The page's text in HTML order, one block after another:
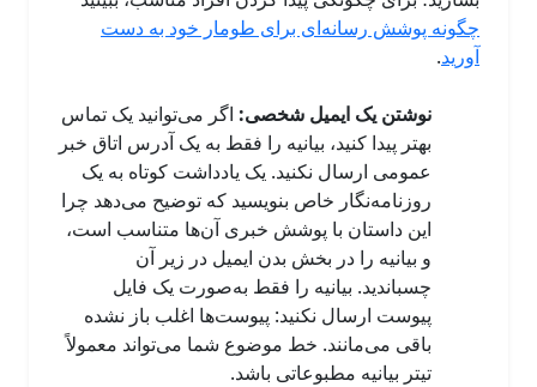
چگونه پوشش رسانه‌ای برای طومار خود به دست
آورید.
نوشتن یک ایمیل شخصی: اگر می‌توانید یک تماس
بهتر پیدا کنید، بیانیه را فقط به یک آدرس اتاق خبر
عمومی ارسال نکنید. یک یادداشت کوتاه به یک
روزنامه‌نگار خاص بنویسید که توضیح می‌دهد چرا
این داستان با پوشش خبری آن‌ها متناسب است،
و بیانیه را در بخش بدن ایمیل در زیر آن
چسباندید. بیانیه را فقط به‌صورت یک فایل
پیوست ارسال نکنید: پیوست‌ها اغلب باز نشده
باقی می‌مانند. خط موضوع شما می‌تواند معمولاً
تیتر بیانیه مطبوعاتی باشد.